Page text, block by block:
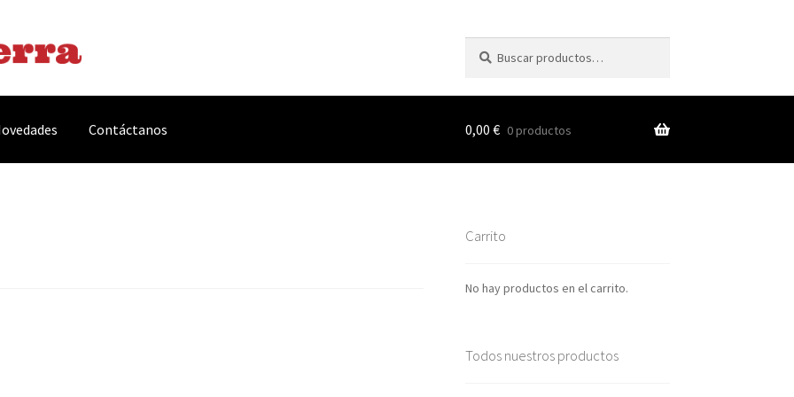
por:
Contáctanos 0,00 € 0 productos
Carrito
No hay productos en el carrito.
Todos nuestros productos